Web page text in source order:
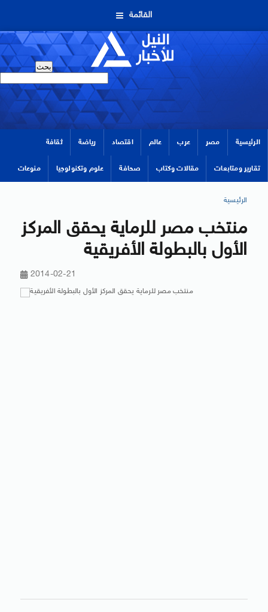
القائمة
الرئيسية مصر عرب عالم اقتصاد رياضة ثقافة
تقارير ومتابعات مقالات وكتاب صحافة علوم وتكنولوجيا منوعات
الرئيسية
منتخب مصر للرماية يحقق المركز
الأول بالبطولة الأفريقية
2014-02-21